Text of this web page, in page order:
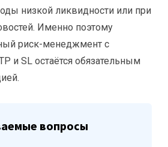
низкой ликвидности или при
Именно поэтому
риск-менеджмент с
и SL остаётся обязательным
вопросы